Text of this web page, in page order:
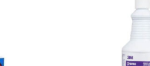
desde